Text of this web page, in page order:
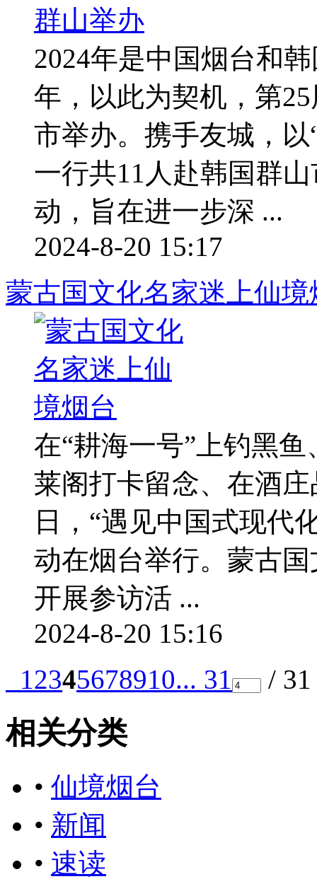
2024年是中国烟台和
年，以此为契机，第
市举办。携手友城，
一行共11人赴韩国群
动，旨在进一步深 ...
2024-8-20 15:17
蒙古国文化名家迷上仙境
在“耕海一号”上钓黑
莱阁打卡留念、在酒
日，“遇见中国式现代
动在烟台举行。蒙古
开展参访活 ...
2024-8-20 15:16
12345678910... 31 /
相关分类
• 仙境烟台
• 新闻
• 速读